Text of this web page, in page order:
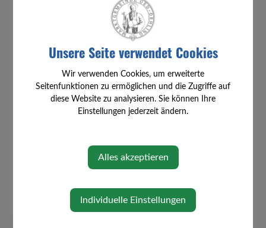
BÜRGERSERVICE
Abgaben
Unsere Seite verwendet Cookies
Wir verwenden Cookies, um erweiterte
Seitenfunktionen zu ermöglichen und die Zugriffe auf
diese Website zu analysieren. Sie können Ihre
Einstellungen jederzeit ändern.
Alles akzeptieren
Individuelle Einstellungen